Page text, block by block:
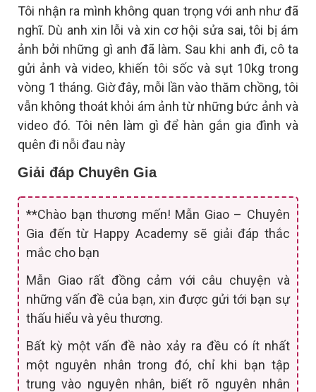
Tôi nhận ra mình không quan trọng với anh như đã
nghĩ. Dù anh xin lỗi và xin cơ hội sửa sai, tôi bị ám
ảnh bởi những gì anh đã làm. Sau khi anh đi, cô ta
gửi ảnh và video, khiến tôi sốc và sụt 10kg trong
vòng 1 tháng. Giờ đây, mỗi lần vào thăm chồng, tôi
vẫn không thoát khỏi ám ảnh từ những bức ảnh và
video đó. Tôi nên làm gì để hàn gắn gia đình và
quên đi nỗi đau này
Giải đáp Chuyên Gia
**Chào bạn thương mến! Mẫn Giao – Chuyên
Gia đến từ Happy Academy sẽ giải đáp thắc
mắc cho bạn
Mẫn Giao rất đồng cảm với câu chuyện và
những vấn đề của bạn, xin được gửi tới bạn sự
thấu hiểu và yêu thương.
Bất kỳ một vấn đề nào xảy ra đều có ít nhất
một nguyên nhân trong đó, chỉ khi bạn tập
trung vào nguyên nhân, biết rõ nguyên nhân